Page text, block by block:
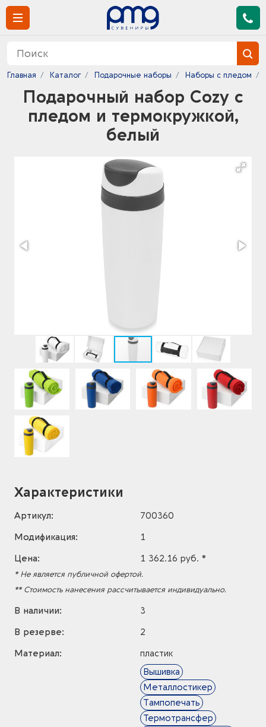
Главная Каталог Подарочные наборы Наборы с пледом
Подарочный набор Cozy с
пледом и термокружкой,
белый
Характеристики
Артикул:
700360
Модификация:
1
Цена:
1 362.16 руб. *
* Не является публичной офертой.
** Стоимость нанесения рассчитывается индивидуально.
В наличии:
3
В резерве:
2
Материал:
пластик
Вышивка
Металлостикер
Тампопечать
Термотрансфер